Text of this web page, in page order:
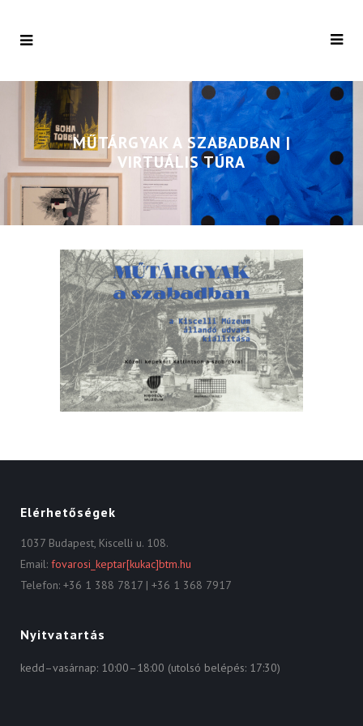
MŰTÁRGYAK A SZABADBAN |
VIRTUÁLIS TÚRA
Elérhetőségek
1037 Budapest, Kiscelli u. 108.
Email: fovarosi_keptar[kukac]btm.hu
Telefon: +36 1 388 7817 | +36 1 368 7917
Nyitvatartás
kedd–vasárnap: 10:00–18:00 (utolsó belépés: 17:30)